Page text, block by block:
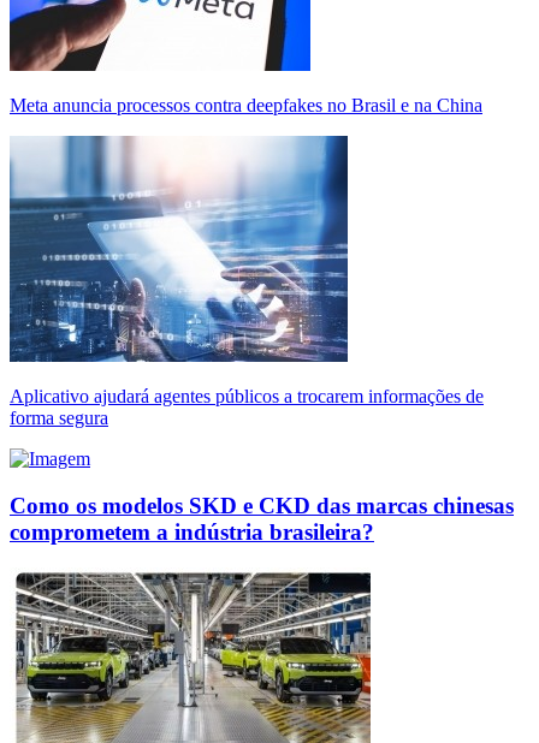
Meta anuncia processos contra deepfakes no Brasil e na China
Aplicativo ajudará agentes públicos a trocarem informações de
forma segura
Como os modelos SKD e CKD das marcas chinesas
comprometem a indústria brasileira?